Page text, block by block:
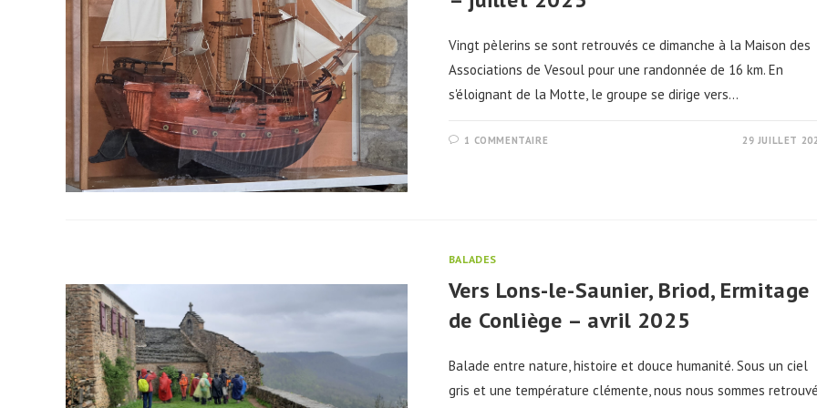
Vingt pèlerins se sont retrouvés ce dimanche à la Maison des
Associations de Vesoul pour une randonnée de 16 km. En
s'éloignant de la Motte, le groupe se dirige vers…
1 COMMENTAIRE 29 JUILLET
BALADES
Vers Lons-le-Saunier, Briod, Ermitage
de Conliège – avril 2025
Balade entre nature, histoire et douce humanité. Sous un ciel
gris et une température clémente, nous nous sommes